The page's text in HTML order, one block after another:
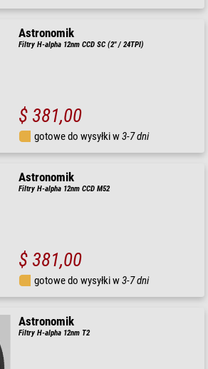
Astronomik
Filtry H-alpha 12nm CCD SC (2" / 24TPI)
$ 381,00
gotowe do wysyłki w3-7 dni
Astronomik
Filtry H-alpha 12nm CCD M52
$ 381,00
gotowe do wysyłki w3-7 dni
Astronomik
Filtry H-alpha 12nm T2